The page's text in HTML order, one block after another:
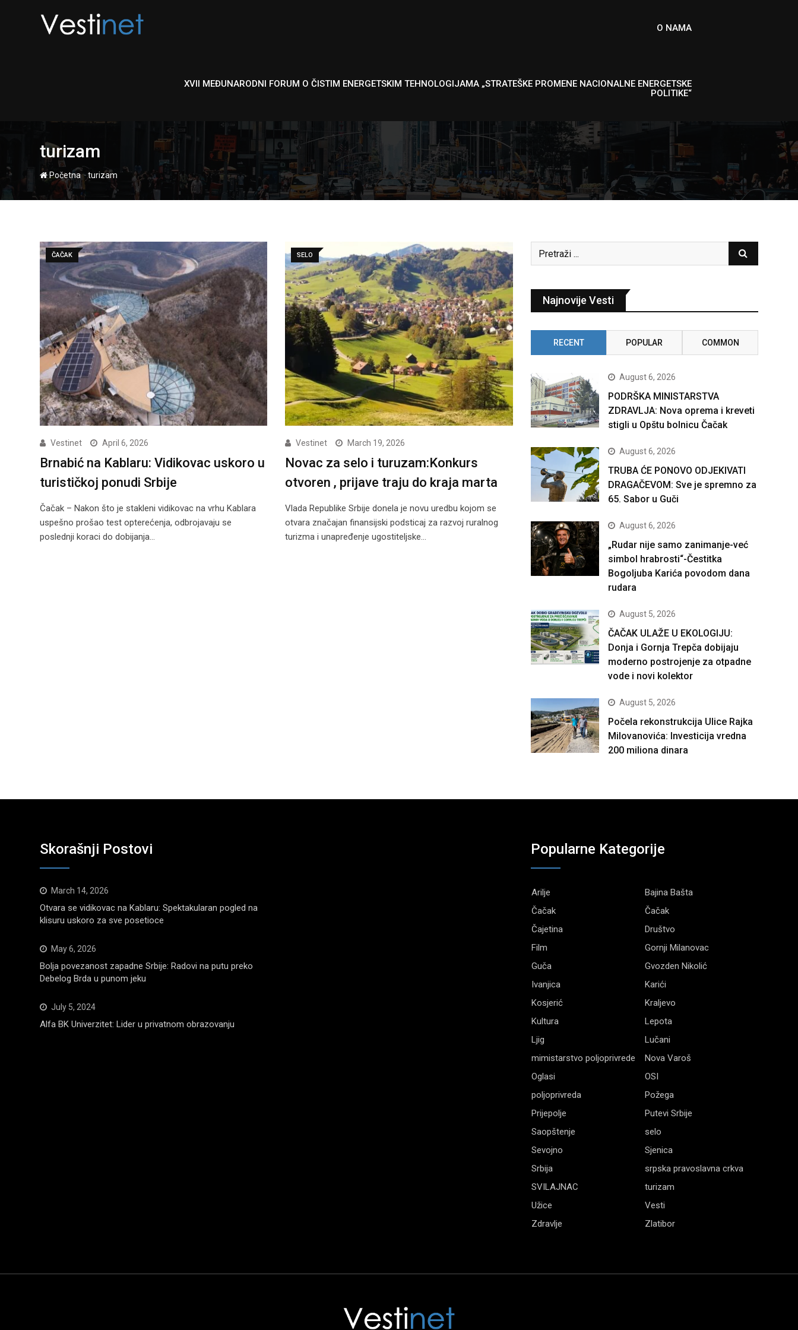
O NAMA
XVII MEĐUNARODNI FORUM O ČISTIM ENERGETSKIM TEHNOLOGIJAMA „STRATEŠKE PROMENE NACIONALNE ENERGETSKE
POLITIKE“
turizam
Početna-turizam
ČAČAK
Vestinet April 6, 2026
Brnabić na Kablaru: Vidikovac uskoro u
turističkoj ponudi Srbije
Čačak – Nakon što je stakleni vidikovac na vrhu Kablara
uspešno prošao test opterećenja, odbrojavaju se
poslednji koraci do dobijanja…
SELO
Vestinet March 19, 2026
Novac za selo i turuzam:Konkurs
otvoren , prijave traju do kraja marta
Vlada Republike Srbije donela je novu uredbu kojom se
otvara značajan finansijski podsticaj za razvoj ruralnog
turizma i unapređenje ugostiteljske…
Najnovije Vesti
RECENT POPULAR COMMON
August 6, 2026
PODRŠKA MINISTARSTVA
ZDRAVLJA: Nova oprema i kreveti
stigli u Opštu bolnicu Čačak
August 6, 2026
TRUBA ĆE PONOVO ODJEKIVATI
DRAGAČEVOM: Sve je spremno za
65. Sabor u Guči
August 6, 2026
„Rudar nije samo zanimanje-već
simbol hrabrosti“-Čestitka
Bogoljuba Karića povodom dana
rudara
August 5, 2026
ČAČAK ULAŽE U EKOLOGIJU:
Donja i Gornja Trepča dobijaju
moderno postrojenje za otpadne
vode i novi kolektor
August 5, 2026
Počela rekonstrukcija Ulice Rajka
Milovanovića: Investicija vredna
200 miliona dinara
Skorašnji Postovi
March 14, 2026
Otvara se vidikovac na Kablaru: Spektakularan pogled na
klisuru uskoro za sve posetioce
May 6, 2026
Bolja povezanost zapadne Srbije: Radovi na putu preko
Debelog Brda u punom jeku
July 5, 2024
Alfa BK Univerzitet: Lider u privatnom obrazovanju
Popularne Kategorije
Arilje
Bajina Bašta
Čačak
Čačak
Čajetina
Društvo
Film
Gornji Milanovac
Guča
Gvozden Nikolić
Ivanjica
Karići
Kosjerić
Kraljevo
Kultura
Lepota
Ljig
Lučani
mimistarstvo poljoprivrede
Nova Varoš
Oglasi
OSI
poljoprivreda
Požega
Prijepolje
Putevi Srbije
Saopštenje
selo
Sevojno
Sjenica
Srbija
srpska pravoslavna crkva
SVILAJNAC
turizam
Užice
Vesti
Zdravlje
Zlatibor